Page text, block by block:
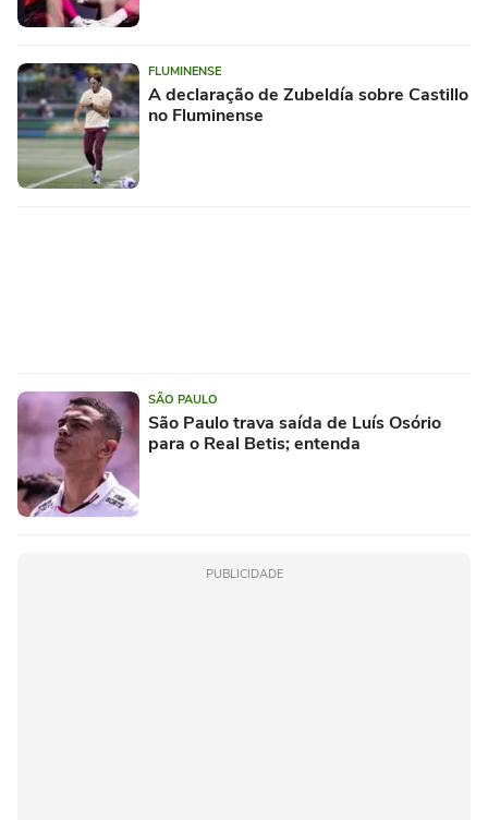
FLUMINENSE
A declaração de Zubeldía sobre Castillo
no Fluminense
SÃO PAULO
São Paulo trava saída de Luís Osório
para o Real Betis; entenda
PUBLICIDADE